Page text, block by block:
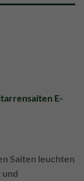
E-
Saiten leuchten
und